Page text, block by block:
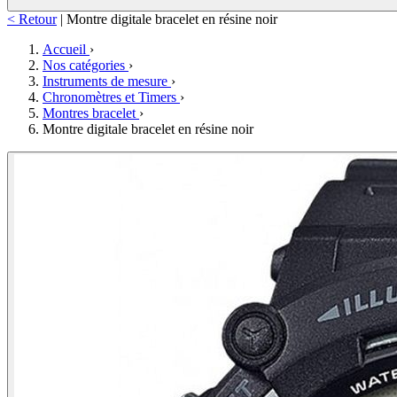
< Retour | Montre digitale bracelet en résine noir
Accueil ›
Nos catégories ›
Instruments de mesure ›
Chronomètres et Timers ›
Montres bracelet ›
Montre digitale bracelet en résine noir